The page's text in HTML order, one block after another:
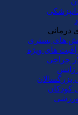
درمانی
های بستری
های ویژه
جراحی
بزرگسالان
کودکان